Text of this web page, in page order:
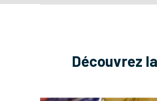
Découvrez